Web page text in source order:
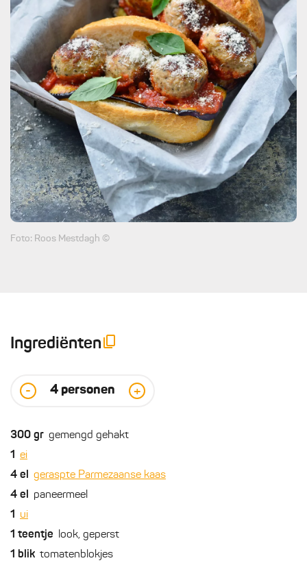
Foto: Roos Mestdagh ©
Ingrediënten
- 4 personen +
300 gr gemengd gehakt
1 ei
4 el geraspte Parmezaanse kaas
4 el paneermeel
1 ui
1 teentje look, geperst
1 blik tomatenblokjes